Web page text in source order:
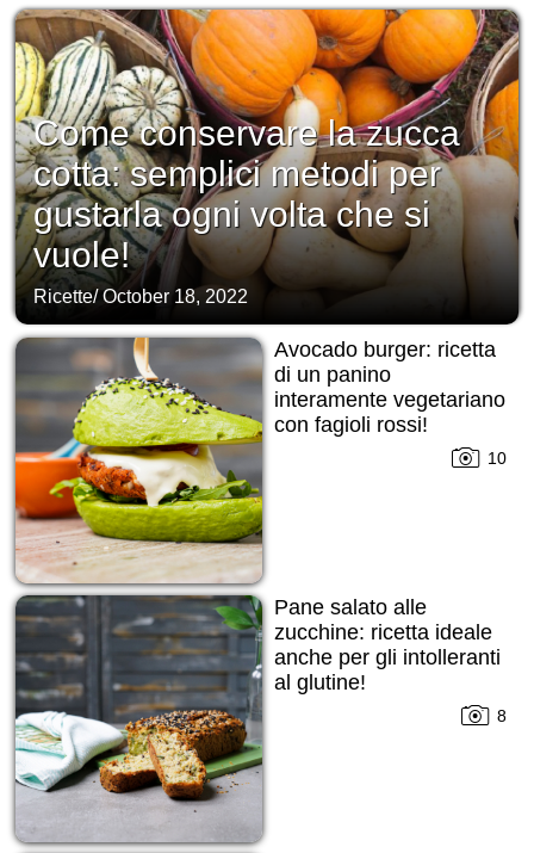
Come conservare la zucca
cotta: semplici metodi per
gustarla ogni volta che si
vuole!
Ricette/October 18, 2022
Avocado burger: ricetta
di un panino
interamente vegetariano
con fagioli rossi!
10
Pane salato alle
zucchine: ricetta ideale
anche per gli intolleranti
al glutine!
8